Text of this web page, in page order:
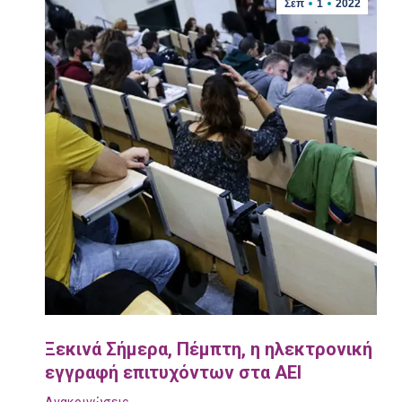
Σεπ 1 2022
Ξεκινά Σήμερα, Πέμπτη, η ηλεκτρονική
εγγραφή επιτυχόντων στα ΑΕΙ